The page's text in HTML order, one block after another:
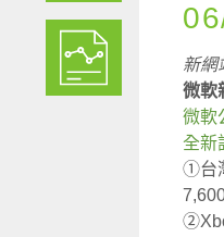
新網
微軟
微軟
全新
①台